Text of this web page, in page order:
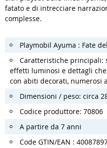
fatato e di intrecciare
complesse.
Playmobil Ayuma : Fate
Caratteristiche principali:
effetti luminosi e dettagli
con abiti decorati, numerosi
Dimensioni / peso: circa
Codice produttore: 70806
A partire da 7 anni
Code GTIN/EAN :